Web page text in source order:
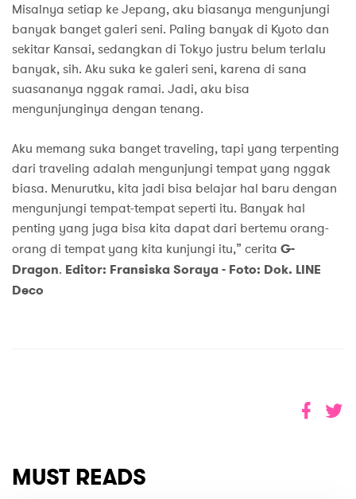
Misalnya setiap ke Jepang, aku biasanya mengunjungi
banyak banget galeri seni. Paling banyak di Kyoto dan
sekitar Kansai, sedangkan di Tokyo justru belum terlalu
banyak, sih. Aku suka ke galeri seni, karena di sana
suasananya nggak ramai. Jadi, aku bisa
mengunjunginya dengan tenang.
Aku memang suka banget traveling, tapi yang terpenting
dari traveling adalah mengunjungi tempat yang nggak
biasa. Menurutku, kita jadi bisa belajar hal baru dengan
mengunjungi tempat-tempat seperti itu. Banyak hal
penting yang juga bisa kita dapat dari bertemu orang-
orang di tempat yang kita kunjungi itu,” cerita G-
Dragon. Editor: Fransiska Soraya - Foto: Dok. LINE
Deco
MUST READS